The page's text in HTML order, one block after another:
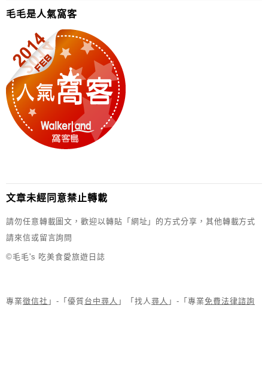
毛毛是人氣窩客
文章未經同意禁止轉載
請勿任意轉載圖文，歡迎以轉貼「網址」的方式分享，其他轉載方式
請來信或留言詢問
©毛毛's 吃美食愛旅遊日誌
專業徵信社 」-「優質台中尋人 」「找人尋人 」-「專業免費法律諮詢